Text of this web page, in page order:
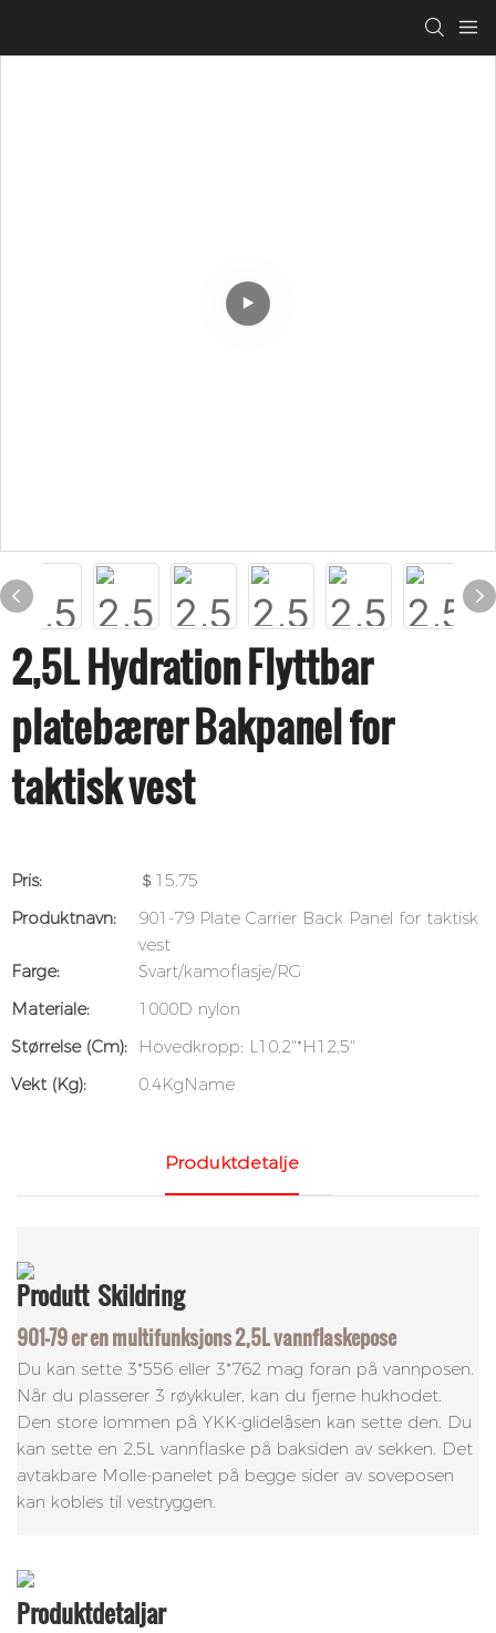
2,5L Hydration Flyttbar
platebærer Bakpanel for
taktisk vest
Pris:
＄15.75
Produktnavn:
901-79 Plate Carrier Back Panel for taktisk
vest
Farge:
Svart/kamoflasje/RG
Materiale:
1000D nylon
Størrelse (cm):
Hovedkropp: L10,2"*H12,5"
Vekt (kg):
0.4KgName
Produktdetalje
Produtt Skildring
901-79 er en multifunksjons 2,5L vannflaskepose
Du kan sette 3*556 eller 3*762 mag foran på vannposen.
Når du plasserer 3 røykkuler, kan du fjerne hukhodet.
Den store lommen på YKK-glidelåsen kan sette den. Du
kan sette en 2,5L vannflaske på baksiden av sekken. Det
avtakbare Molle-panelet på begge sider av soveposen
kan kobles til vestryggen.
Produktdetaljar